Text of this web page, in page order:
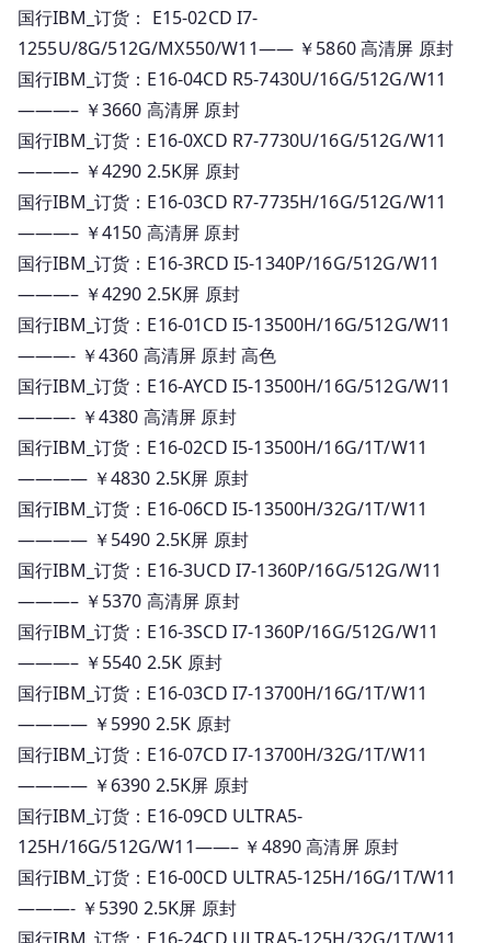
国行IBM_订货： E15-02CD I7-
1255U/8G/512G/MX550/W11—— ￥5860 高清屏 原封
国行IBM_订货：E16-04CD R5-7430U/16G/512G/W11
———– ￥3660 高清屏 原封
国行IBM_订货：E16-0XCD R7-7730U/16G/512G/W11
———– ￥4290 2.5K屏 原封
国行IBM_订货：E16-03CD R7-7735H/16G/512G/W11
———– ￥4150 高清屏 原封
国行IBM_订货：E16-3RCD I5-1340P/16G/512G/W11
———– ￥4290 2.5K屏 原封
国行IBM_订货：E16-01CD I5-13500H/16G/512G/W11
———- ￥4360 高清屏 原封 高色
国行IBM_订货：E16-AYCD I5-13500H/16G/512G/W11
———- ￥4380 高清屏 原封
国行IBM_订货：E16-02CD I5-13500H/16G/1T/W11
———— ￥4830 2.5K屏 原封
国行IBM_订货：E16-06CD I5-13500H/32G/1T/W11
———— ￥5490 2.5K屏 原封
国行IBM_订货：E16-3UCD I7-1360P/16G/512G/W11
———– ￥5370 高清屏 原封
国行IBM_订货：E16-3SCD I7-1360P/16G/512G/W11
———– ￥5540 2.5K 原封
国行IBM_订货：E16-03CD I7-13700H/16G/1T/W11
———— ￥5990 2.5K 原封
国行IBM_订货：E16-07CD I7-13700H/32G/1T/W11
———— ￥6390 2.5K屏 原封
国行IBM_订货：E16-09CD ULTRA5-
125H/16G/512G/W11——– ￥4890 高清屏 原封
国行IBM_订货：E16-00CD ULTRA5-125H/16G/1T/W11
———- ￥5390 2.5K屏 原封
国行IBM_订货：E16-24CD ULTRA5-125H/32G/1T/W11